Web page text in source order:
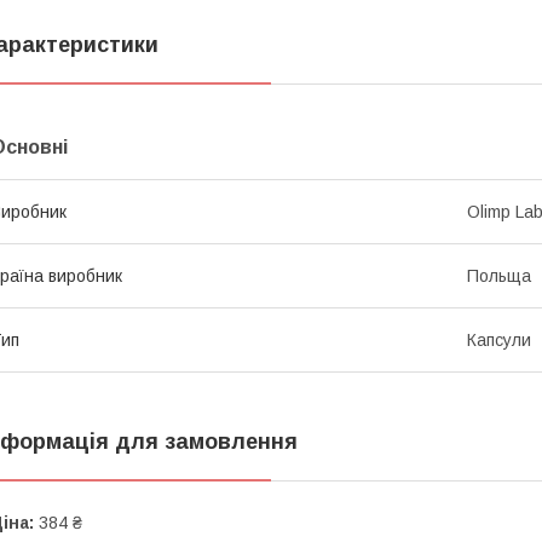
Olimp
виробник Польща
Капсули
для замовлення
384 ₴